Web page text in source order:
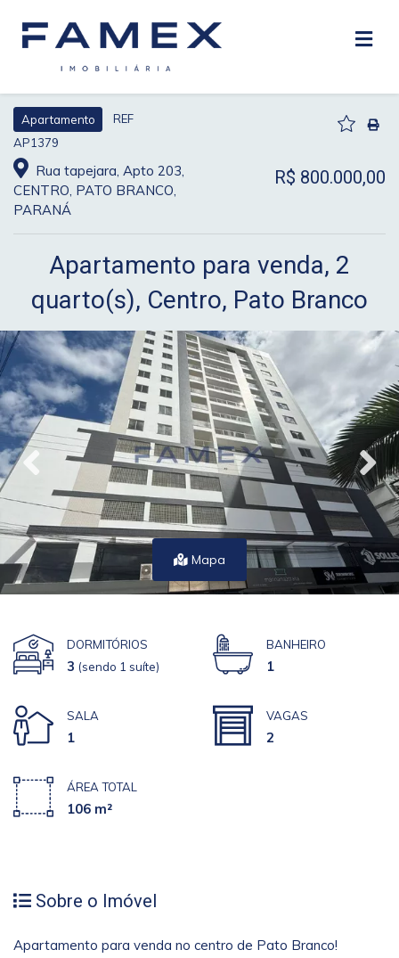
Apartamento
REF
AP1379
Rua tapejara, Apto 203,
CENTRO, PATO BRANCO,
PARANÁ
R$ 800.000,00
Apartamento para venda, 2
quarto(s), Centro, Pato Branco
Mapa
DORMITÓRIOS
3 (sendo 1 suíte)
BANHEIRO
1
SALA
1
VAGAS
2
ÁREA TOTAL
106 m²
Sobre o Imóvel
Apartamento para venda no centro de Pato Branco!